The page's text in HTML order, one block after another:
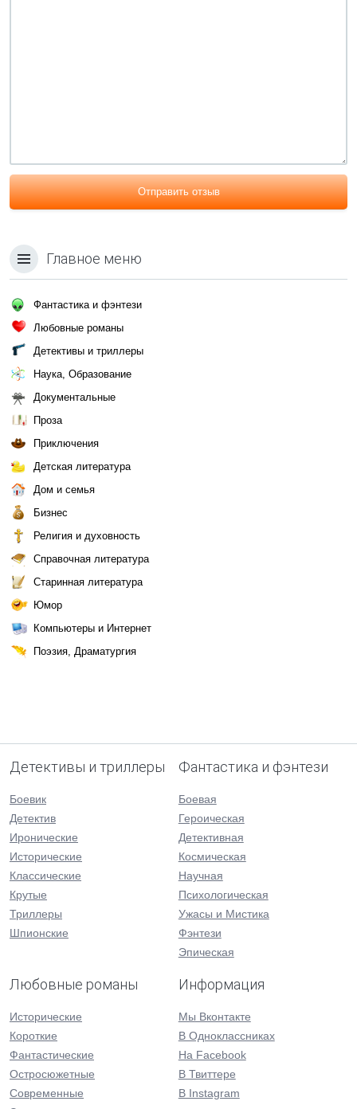
Отправить отзыв
Главное меню
Фантастика и фэнтези
Любовные романы
Детективы и триллеры
Наука, Образование
Документальные
Проза
Приключения
Детская литература
Дом и семья
Бизнес
Религия и духовность
Справочная литература
Старинная литература
Юмор
Компьютеры и Интернет
Поэзия, Драматургия
Детективы и триллеры
Боевик
Детектив
Иронические
Исторические
Классические
Крутые
Триллеры
Шпионские
Фантастика и фэнтези
Боевая
Героическая
Детективная
Космическая
Научная
Психологическая
Ужасы и Мистика
Фэнтези
Эпическая
Любовные романы
Исторические
Короткие
Фантастические
Остросюжетные
Современные
Информация
Мы Вконтакте
В Одноклассниках
На Facebook
В Твиттере
В Instagram